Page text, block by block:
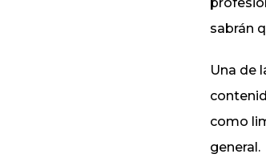
sabrán
Una de
como
general.